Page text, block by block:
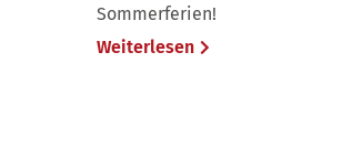
Sommerferien!
Weiterlesen